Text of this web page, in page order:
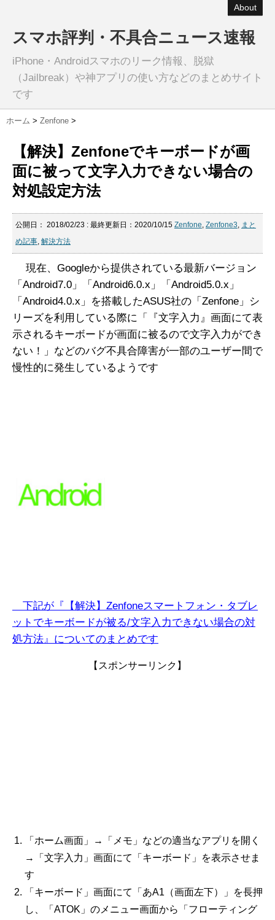
About
スマホ評判・不具合ニュース速報
iPhone・Androidスマホのリーク情報、脱獄
（Jailbreak）や神アプリの使い方などのまとめサイト
です
ホーム > Zenfone >
【解決】Zenfoneでキーボードが画
面に被って文字入力できない場合の
対処設定方法
公開日： 2018/02/23 : 最終更新日：2020/10/15 Zenfone, Zenfone3, まと
め記事, 解決方法
現在、Googleから提供されている最新バージョン
「Android7.0」「Android6.0.x」「Android5.0.x」
「Android4.0.x」を搭載したASUS社の「Zenfone」シ
リーズを利用している際に「『文字入力』画面にて表
示されるキーボードが画面に被るので文字入力ができ
ない！」などのバグ不具合障害が一部のユーザー間で
慢性的に発生しているようです
下記が『【解決】Zenfoneスマートフォン・タブレ
ットでキーボードが被る/文字入力できない場合の対
処方法』についてのまとめです
【スポンサーリンク】
「ホーム画面」→「メモ」などの適当なアプリを開く
→「文字入力」画面にて「キーボード」を表示させま
す
「キーボード」画面にて「あA1（画面左下）」を長押
し、「ATOK」のメニュー画面から「フローティング